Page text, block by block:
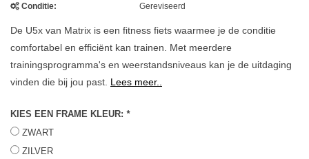
Conditie: Gereviseerd
De U5x van Matrix is een fitness fiets waarmee je de conditie
comfortabel en efficiënt kan trainen. Met meerdere
trainingsprogramma's en weerstandsniveaus kan je de uitdaging
vinden die bij jou past. Lees meer..
KIES EEN FRAME KLEUR: *
ZWART
ZILVER